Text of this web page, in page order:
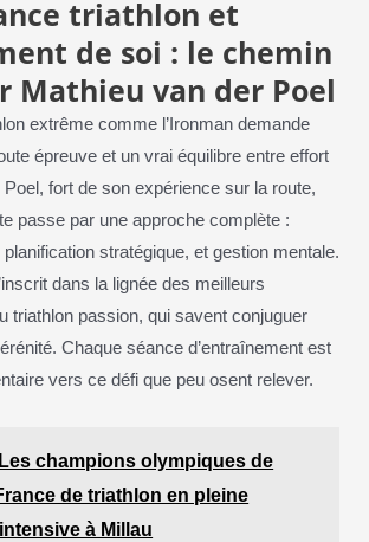
triathlon et
de soi : le chemin
Mathieu van der Poel
extrême comme l’Ironman demande
épreuve et un vrai équilibre entre effort
Poel, fort de son expérience sur la route,
passe par une approche complète :
planification stratégique, et gestion mentale.
dans la lignée des meilleurs
triathlon passion, qui savent conjuguer
Chaque séance d’entraînement est
vers ce défi que peu osent relever.
Les champions olympiques de
de triathlon en pleine
à Millau